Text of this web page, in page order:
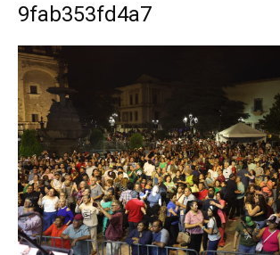
9fab353fd4a7